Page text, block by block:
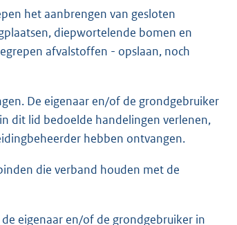
het aanbrengen van gesloten
diepwortelende bomen en
afvalstoffen - opslaan, noch
De eigenaar en/of de grondgebruiker
dit lid bedoelde handelingen verlenen,
hebben ontvangen.
die verband houden met de
eigenaar en/of de grondgebruiker in